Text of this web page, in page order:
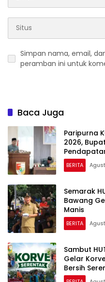
Simpan nama, email,
peramban ini untuk
Baca Juga
Paripurna
2026,
BERITA
Semarak
Bawang
Manis
BERITA
Sambut
Gelar
Bersih